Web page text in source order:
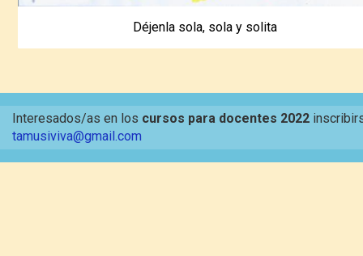
Déjenla sola, sola y solita
Interesados/as en los cursos para docentes 2022
tamusiviva@gmail.com